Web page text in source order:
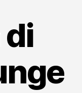
di